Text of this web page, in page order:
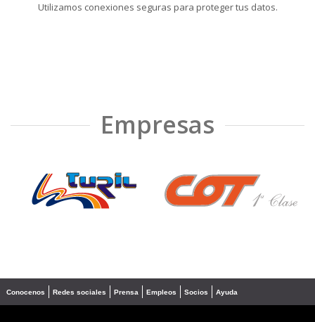
Utilizamos conexiones seguras para proteger tus datos.
Empresas
❮ ❯
Conocenos Redes sociales Prensa Empleos Socios Ayuda